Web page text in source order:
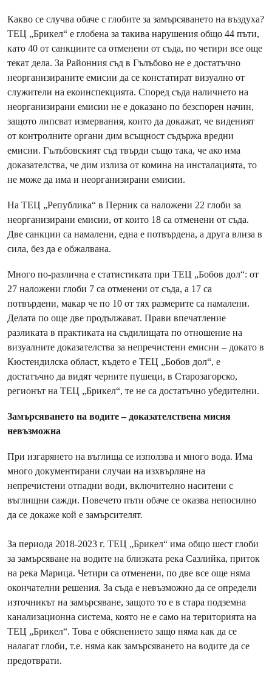
Какво се случва обаче с глобите за замърсяването на въздуха?
ТЕЦ „Брикел“ е глобена за такива нарушения общо 44 пъти,
като 40 от санкциите са отменени от съда, по четири все още
текат дела. За Районния съд в Гълъбово не е достатъчно
неорганизираните емисии да се констатират визуално от
служители на екоинспекцията. Според съда наличието на
неорганизирани емисии не е доказано по безспорен начин,
защото липсват измервания, които да докажат, че виденият
от контролните органи дим всъщност съдържа вредни
емисии. Гълъбовският съд твърди също така, че ако има
доказателства, че дим излиза от комина на инсталацията, то
не може да има и неорганизирани емисии.
На ТЕЦ „Република“ в Перник са наложени 22 глоби за
неорганизирани емисии, от които 18 са отменени от съда.
Две санкции са намалени, една е потвърдена, а друга влиза в
сила, без да е обжалвана.
Много по-различна е статистиката при ТЕЦ „Бобов дол“: от
27 наложени глоби 7 са отменени от съда, а 17 са
потвърдени, макар че по 10 от тях размерите са намалени.
Делата по още две продължават. Прави впечатление
разликата в практиката на съдилищата по отношение на
визуалните доказателства за непречистени емисии – докато в
Кюстендилска област, където е ТЕЦ „Бобов дол“, е
достатъчно да видят черните пушеци, в Старозагорско,
регионът на ТЕЦ „Брикел“, те не са достатъчно убедителни.
Замърсяването на водите – доказателствена мисия
невъзможна
При изгарянето на въглища се използва и много вода. Има
много документирани случаи на изхвърляне на
непречистени отпадни води, включително наситени с
въглищни сажди. Повечето пъти обаче се оказва непосилно
да се докаже кой е замърсителят.
За периода 2018-2023 г. ТЕЦ „Брикел“ има общо шест глоби
за замърсяване на водите на близката река Сазлийка, приток
на река Марица. Четири са отменени, по две все още няма
окончателни решения. За съда е невъзможно да се определи
източникът на замърсяване, защото то е в стара подземна
канализационна система, която не е само на територията на
ТЕЦ „Брикел“. Това е обяснението защо няма как да се
налагат глоби, т.е. няма как замърсяването на водите да се
предотврати.